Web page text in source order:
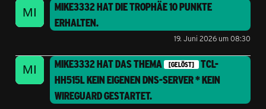
MIKE3332HAT DIE TROPHÄE10 PUNKTE
ERHALTEN.
19. Juni 2026 um 08:30
MIKE3332HAT DAS THEMA [GELÖST]
TCL-
HH515L KEIN EIGENEN DNS-SERVER * KEIN
WIREGUARDGESTARTET.